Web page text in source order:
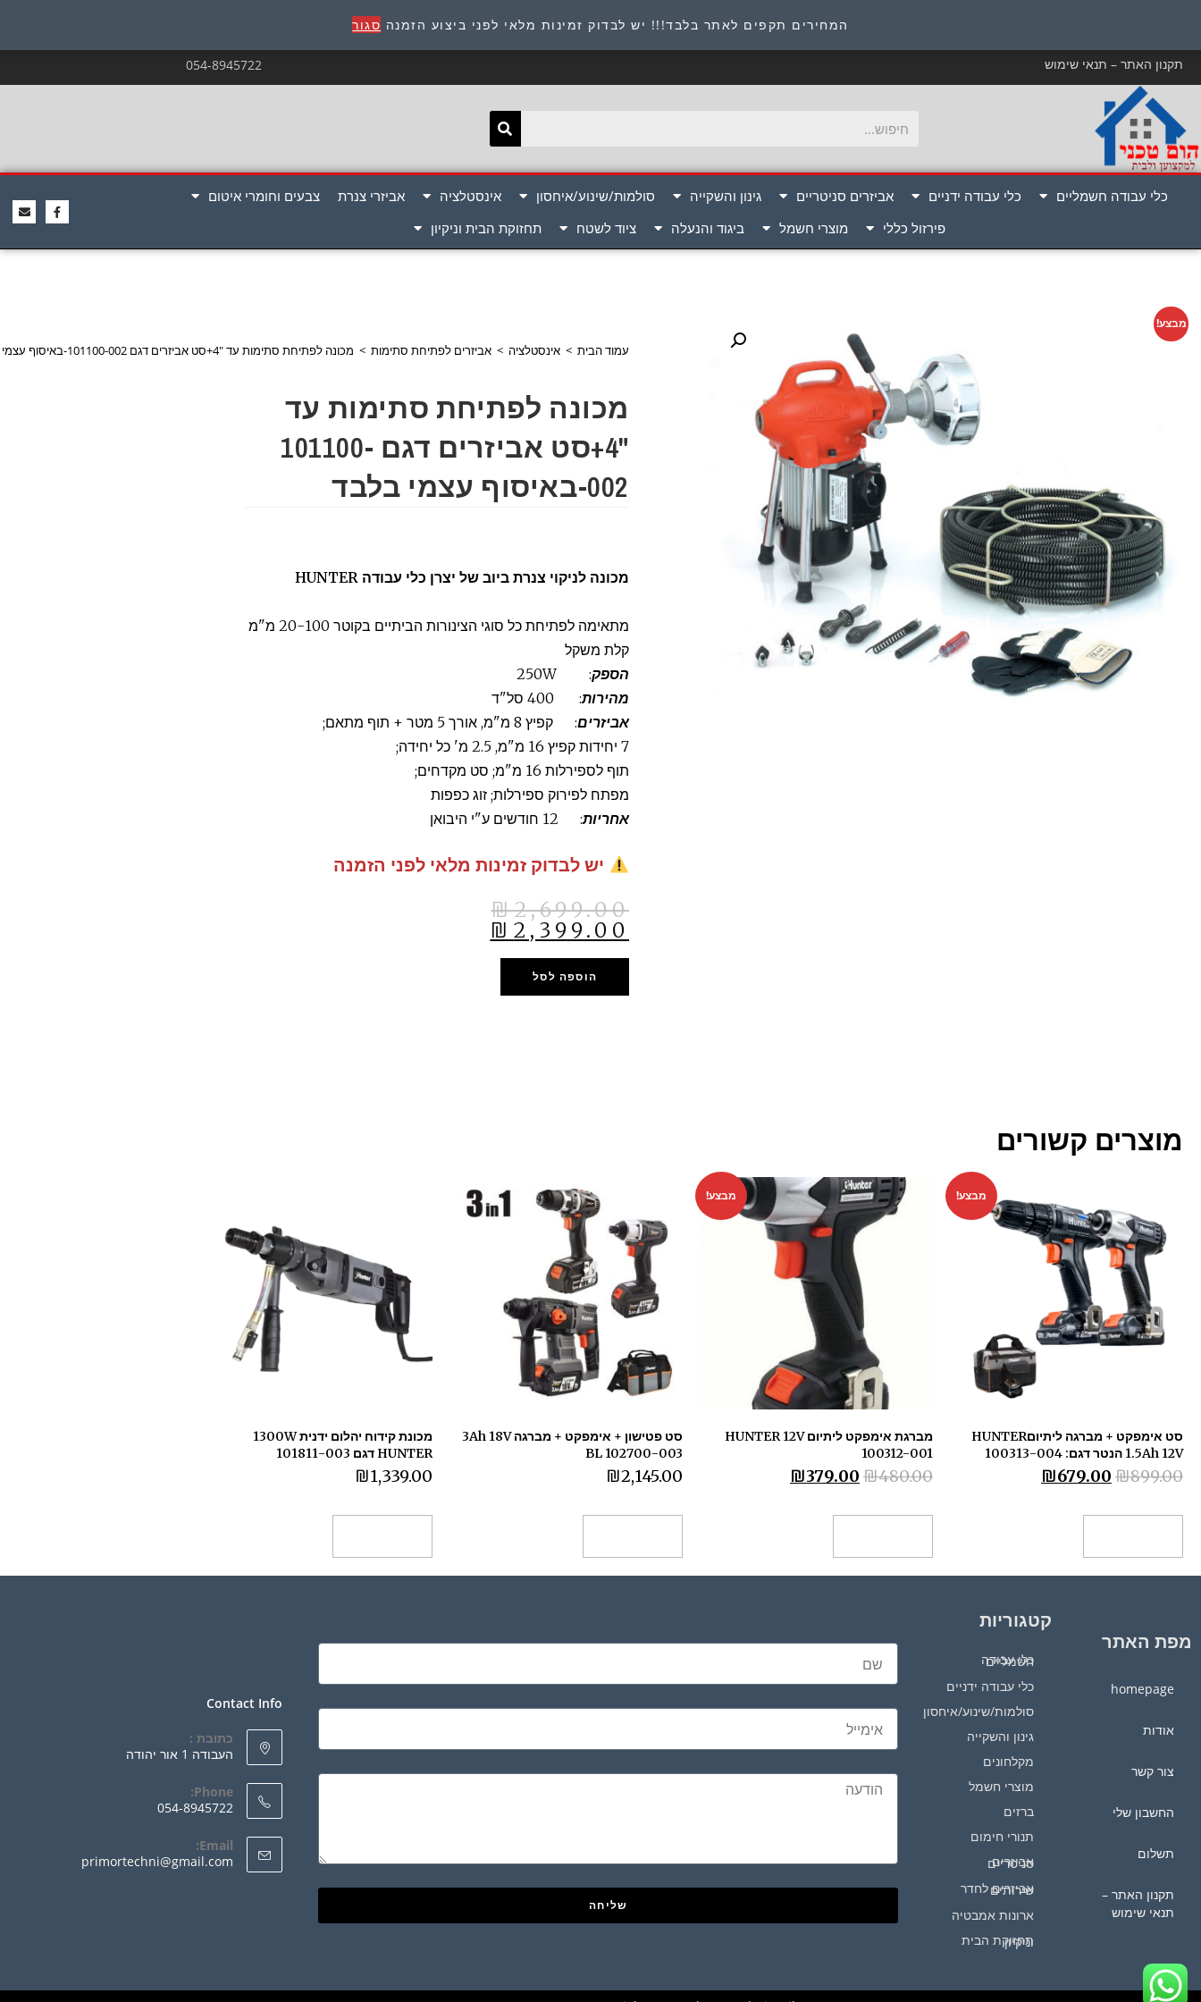
המחירים תקפים לאתר בלבד!!! יש לבדוק זמינות מלאי לפני ביצוע הזמנה סגור כתובת : היוזמים 9 אור יהודה שירות לקוחות 054-8945722
תקנון האתר – תנאי שימוש 054-8945722
כלי עבודה חשמליים כלי עבודה ידניים אביזרים סניטריים גינון והשקייה סולמות/שינוע/איחסון אינסטלציה אביזרי צנרת
צבעים וחומרי איטום
פירזול כללי
מוצרי חשמל ביגוד והנעלה ציוד לשטח תחזוקת הבית וניקיון
מבצע!
עמוד הבית > אינסטלציה > אביזרים לפתיחת סתימות > מכונה לפתיחת סתימות עד "4+סט אביזרים דגם 101100-002-באיסוף עצמי בלבד
מכונה לפתיחת סתימות עד
"4+סט אביזרים דגם 101100-
002-באיסוף עצמי בלבד
מכונה לניקוי צנרת ביוב של יצרן כלי עבודה HUNTER
מתאימה לפתיחת כל סוגי הצינורות הביתיים בקוטר 20-100 מ"מ
קלת משקל
הספק: 250W
מהירות: 400 סל"ד
אביזרים: קפיץ 8 מ"מ, אורך 5 מטר + תוף מתאם;
7 יחידות קפיץ 16 מ"מ, 2.5 מ' כל יחידה;
תוף לספירלות 16 מ"מ; סט מקדחים;
מפתח לפירוק ספירלות; זוג כפפות
אחריות: 12 חודשים ע"י היבואן
יש לבדוק זמינות מלאי לפני הזמנה
₪2,699.00
₪ 2,399.00
הוספה לסל
מוצרים קשורים
מבצע!
סט אימפקט + מברגה ליתיוםHUNTER
1.5Ah 12V הנטר דגם: 100313-004
₪899.00
₪679.00
מבצע!
מברגת אימפקט ליתיום HUNTER 12V
100312-001
₪480.00
₪379.00
סט פטישון + אימפקט + מברגה 3Ah 18V
BL 102700-003
₪2,145.00
מכונת קידוח יהלום ידנית 1300W
HUNTER דגם 101811-003
₪1,339.00
מפת האתר
homepage
אודות
צור קשר
החשבון שלי
תשלום
תקנון האתר –
תנאי שימוש
קטגוריות
כלי עבודה חשמליים
כלי עבודה ידניים
סולמות/שינוע/איחסון
גינון והשקייה
מקלחונים
מוצרי חשמל
ברזים
תנורי חימום
אביזרים סניטריים
אביזרים לחדר שירותים
ארונות אמבטיה
תחזוקת הבית וניקיון
שליחה
Contact Info
כתובת :
העבודה 1 אור יהודה
Phone:
054-8945722
Email:
primortechni@gmail.com